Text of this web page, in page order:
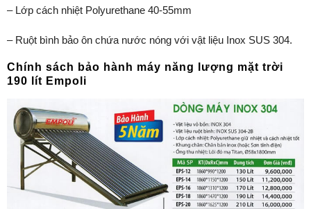
– Lớp cách nhiệt Polyurethane 40-55mm
– Ruột bình bảo ôn chứa nước nóng với vật liệu Inox SUS 304.
Chính sách bảo hành máy năng lượng mặt trời
190 lít Empoli